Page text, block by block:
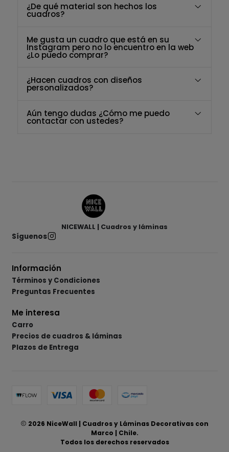
¿De qué material son hechos los
cuadros?
Me gusta un cuadro que está en su
Instagram pero no lo encuentro en la web
¿Lo puedo comprar?
¿Hacen cuadros con diseños
personalizados?
Aún tengo dudas ¿Cómo me puedo
contactar con ustedes?
NICEWALL | Cuadros y láminas
Síguenos
Información
Términos y Condiciones
Preguntas Frecuentes
Me interesa
Carro
Precios de cuadros & láminas
Plazos de Entrega
2026 NiceWall | Cuadros y Láminas Decorativas con
Marco | Chile.
Todos los derechos reservados